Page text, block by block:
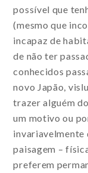
possível que
(mesmo que
incapaz de
de não ter
conhecidos
novo Japão,
trazer alguém
um motivo ou
invariavelmente
paisagem –
preferem